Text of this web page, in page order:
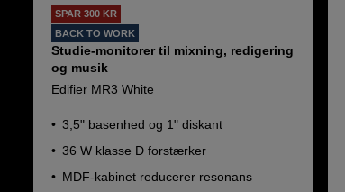
SPAR 300 KR
BACK TO WORK
Studie-monitorer til mixning, redigering
og musik
Edifier MR3 White
3,5" basenhed og 1" diskant
36 W klasse D forstærker
MDF-kabinet reducerer resonans